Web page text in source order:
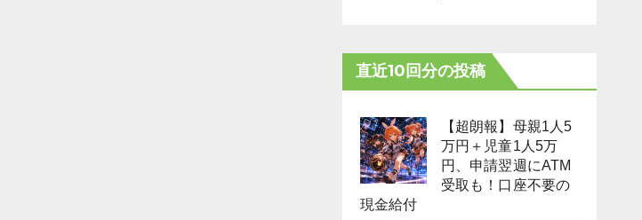
直近10回分の投稿
【超朗報】母親1人5
万円＋児童1人5万
円、申請翌週にATM
受取も！口座不要の
現金給付